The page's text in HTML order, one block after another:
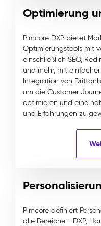
Optimierung
Pimcore DXP bietet
Optimierungstools mit
einschließlich SEO,
und mehr, mit
Integration von
um die Customer
optimieren und eine
und Erfahrungen zu
Pimcore definiert
alle Bereiche - DXP,